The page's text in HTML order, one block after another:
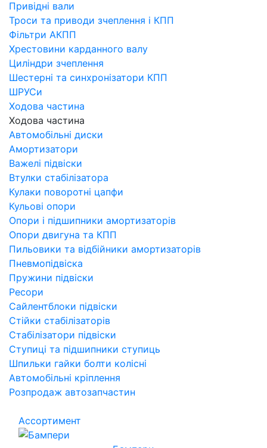
Привідні вали
Троси та приводи зчеплення і КПП
Фільтри АКПП
Хрестовини карданного валу
Циліндри зчеплення
Шестерні та синхронізатори КПП
ШРУСи
Ходова частина
Ходова частина
Автомобільні диски
Амортизатори
Важелі підвіски
Втулки стабілізатора
Кулаки поворотні цапфи
Кульові опори
Опори і підшипники амортизаторів
Опори двигуна та КПП
Пильовики та відбійники амортизаторів
Пневмопідвіска
Пружини підвіски
Ресори
Сайлентблоки підвіски
Стійки стабілізаторів
Стабілізатори підвіски
Ступиці та підшипники ступиць
Шпильки гайки болти колісні
Автомобільні кріплення
Розпродаж автозапчастин
Ассортимент